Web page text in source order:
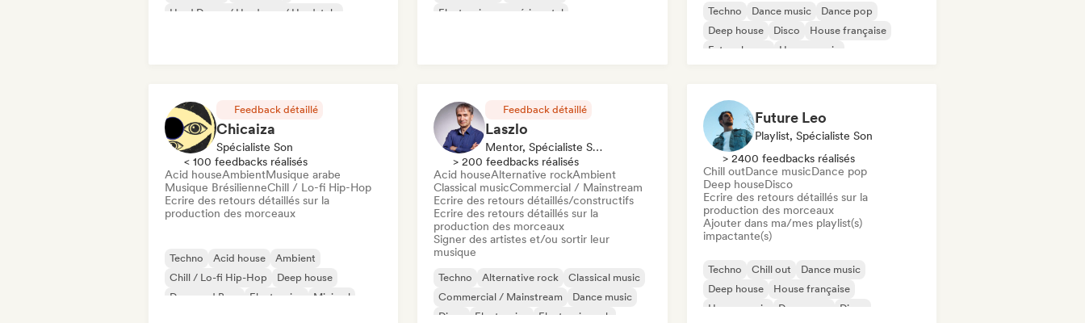
Hard Dance / Hardcore / Hardstyle
Electronique expérimental
Techno Dance music
Dance pop
Deep house
Disco
House française
Future house
House music
Feedback détaillé
Chicaiza
Spécialiste Son
< 100 feedbacks réalisés
Acid houseAmbientMusique arabe
Musique BrésilienneChill / Lo-fi Hip-Hop
Ecrire des retours détaillés sur la
production des morceaux
Techno Acid house
Ambient
Chill / Lo-fi Hip-Hop
Deep house
Drum and Bass
Electronica Minimal
Feedback détaillé
Laszlo
Mentor, Spécialiste Son
> 200 feedbacks réalisés
Acid houseAlternative rockAmbient
Classical musicCommercial / Mainstream
Ecrire des retours détaillés/constructifs
Ecrire des retours détaillés sur la
production des morceaux
Signer des artistes et/ou sortir leur
musique
Techno Alternative rock
Classical music
Commercial / Mainstream
Dance music
Disco
Electronica Electronic rock
Future Leo
Playlist, Spécialiste Son
> 2400 feedbacks réalisés
Chill outDance musicDance pop
Deep houseDisco
Ecrire des retours détaillés sur la
production des morceaux
Ajouter dans ma/mes playlist(s)
impactante(s)
Techno Chill out
Dance music
Deep house
House française
House music
Dance pop Disco